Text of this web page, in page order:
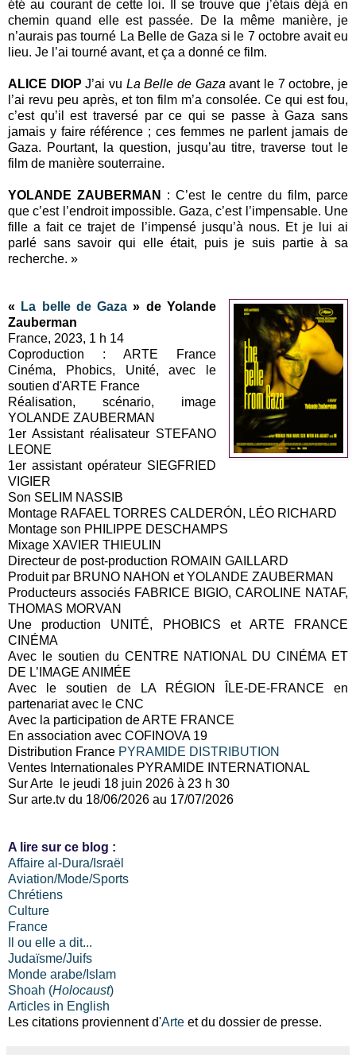
été au courant de cette loi. Il se trouve que j’étais déjà en
chemin quand elle est passée. De la même manière, je
n’aurais pas tourné La Belle de Gaza si le 7 octobre avait eu
lieu. Je l’ai tourné avant, et ça a donné ce film.
ALICE DIOP J’ai vu La Belle de Gaza avant le 7 octobre, je
l’ai revu peu après, et ton film m’a consolée. Ce qui est fou,
c’est qu’il est traversé par ce qui se passe à Gaza sans
jamais y faire référence ; ces femmes ne parlent jamais de
Gaza. Pourtant, la question, jusqu’au titre, traverse tout le
film de manière souterraine.
YOLANDE ZAUBERMAN
: C’est le centre du film, parce
que c’est l’endroit impossible. Gaza, c’est l’impensable. Une
fille a fait ce trajet de l’impensé jusqu’à nous. Et je lui ai
parlé sans savoir qui elle était, puis je suis partie à sa
recherche. »
« La belle de Gaza » de Yolande
Zauberman
France, 2023, 1 h 14
Coproduction : ARTE France
Cinéma, Phobics, Unité, avec le
soutien d'ARTE France
Réalisation, scénario, image
YOLANDE ZAUBERMAN
1er Assistant réalisateur STEFANO
LEONE
1er assistant opérateur SIEGFRIED
VIGIER
Son SELIM NASSIB
Montage RAFAEL TORRES CALDERÓN, LÉO RICHARD
Montage son PHILIPPE DESCHAMPS
Mixage XAVIER THIEULIN
Directeur de post-production ROMAIN GAILLARD
Produit par BRUNO NAHON et YOLANDE ZAUBERMAN
Producteurs associés FABRICE BIGIO, CAROLINE NATAF,
THOMAS MORVAN
Une production UNITÉ, PHOBICS et ARTE FRANCE
CINÉMA
Avec le soutien du CENTRE NATIONAL DU CINÉMA ET
DE L’IMAGE ANIMÉE
Avec le soutien de LA RÉGION ÎLE-DE-FRANCE en
partenariat avec le CNC
Avec la participation de ARTE FRANCE
En association avec COFINOVA 19
Distribution France PYRAMIDE DISTRIBUTION
Ventes Internationales PYRAMIDE INTERNATIONAL
Sur Arte le jeudi 18 juin 2026 à 23 h 30
Sur arte.tv du 18/06/2026 au 17/07/2026
A lire sur ce blog :
Affaire al-Dura/Israël
Aviation/Mode/Sports
Chrétiens
Culture
France
Il ou elle a dit...
Judaïsme/Juifs
Monde arabe/Islam
Shoah (Holocaust)
Articles in English
Les citations proviennent d'Arte et du dossier de presse.